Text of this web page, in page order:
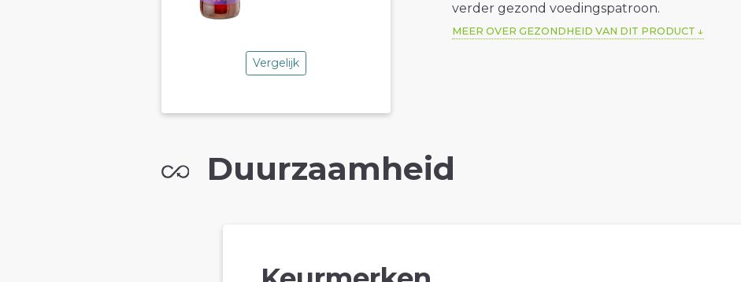
Vergelijk
verder gezond voedingspatroon.
MEER OVER GEZONDHEID VAN DIT PRODUCT
Duurzaamheid